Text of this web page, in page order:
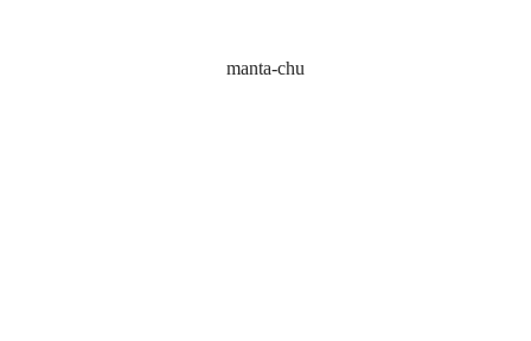
manta-chu